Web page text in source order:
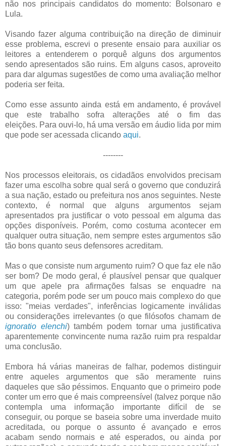
não nos principais candidatos do momento: Bolsonaro e
Lula.
Visando fazer alguma contribuição na direção de diminuir
esse problema, escrevi o presente ensaio para auxiliar os
leitores a entenderem o porquê alguns dos argumentos
sendo apresentados são ruins. Em alguns casos, aproveito
para dar algumas sugestões de como uma avaliação melhor
poderia ser feita.
Como esse assunto ainda está em andamento, é provável
que este trabalho sofra alterações até o fim das
eleições. Para ouvi-lo, há uma versão em áudio lida por mim
que pode ser acessada clicando aqui.
--------
Nos processos eleitorais, os cidadãos envolvidos precisam
fazer uma escolha sobre qual será o governo que conduzirá
a sua nação, estado ou prefeitura nos anos seguintes. Neste
contexto, é normal que alguns argumentos sejam
apresentados pra justificar o voto pessoal em alguma das
opções disponíveis. Porém, como costuma acontecer em
qualquer outra situação, nem sempre estes argumentos são
tão bons quanto seus defensores acreditam.
Mas o que consiste num argumento ruim? O que faz ele não
ser bom? De modo geral, é plausível pensar que qualquer
um que apele pra afirmações falsas se enquadre na
categoria, porém pode ser um pouco mais complexo do que
isso: "meias verdades", inferências logicamente inválidas
ou considerações irrelevantes (o que filósofos chamam de
ignoratio elenchi) também podem tornar uma justificativa
aparentemente convincente numa razão ruim pra respaldar
uma conclusão.
Embora há várias maneiras de falhar, podemos distinguir
entre aqueles argumentos que são meramente ruins
daqueles que são péssimos. Enquanto que o primeiro pode
conter um erro que é mais compreensível (talvez porque não
contempla uma informação importante difícil de se
conseguir, ou porque se baseia sobre uma inverdade muito
acreditada, ou porque o assunto é avançado e erros
acabam sendo normais e até esperados, ou ainda por